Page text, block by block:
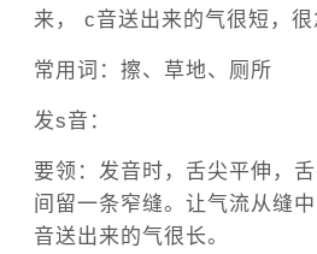
来， c音送出来的气很短，很
常用词：擦、草地、厕所
发s音：
要领：发音时，舌尖平伸，
间留一条窄缝。让气流从缝
音送出来的气很长。